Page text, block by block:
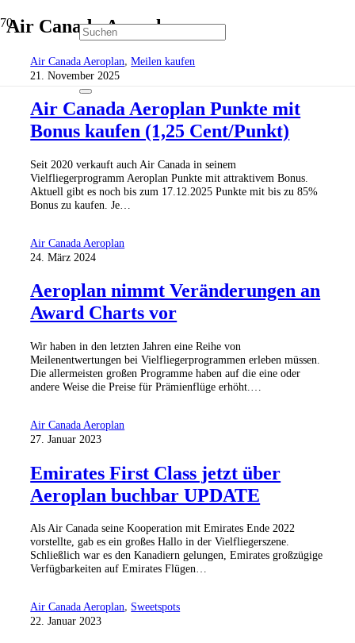
Air Canada Aeroplan
Air Canada Aeroplan,Meilen kaufen
21. November 2025
Air Canada Aeroplan Punkte mit
Bonus kaufen (1,25 Cent/Punkt)
Seit 2020 verkauft auch Air Canada in seinem
Vielfliegerprogramm Aeroplan Punkte mit attraktivem Bonus.
Aktuell gibt es noch bis zum 17.12.2025 Punkte mit bis zu 85%
Bonus zu kaufen. Je…
Air Canada Aeroplan
24. März 2024
Aeroplan nimmt Veränderungen an
Award Charts vor
Wir haben in den letzten Jahren eine Reihe von
Meilenentwertungen bei Vielfliegerprogrammen erleben müssen.
Die allermeisten großen Programme haben auf die eine oder
andere Weise die Preise für Prämienflüge erhöht.…
Air Canada Aeroplan
27. Januar 2023
Emirates First Class jetzt über
Aeroplan buchbar UPDATE
Als Air Canada seine Kooperation mit Emirates Ende 2022
vorstellte, gab es ein großes Hallo in der Vielfliegerszene.
Schließlich war es den Kanadiern gelungen, Emirates großzügige
Verfügbarkeiten auf Emirates Flügen…
Air Canada Aeroplan, Sweetspots
22. Januar 2023